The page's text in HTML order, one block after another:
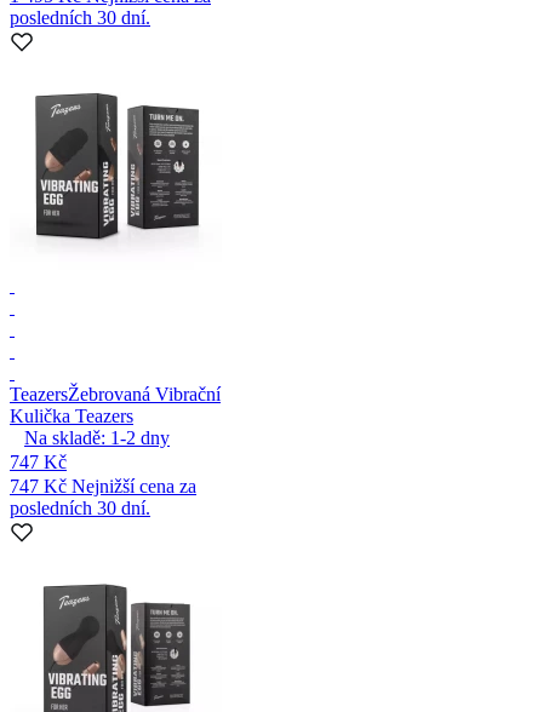
posledních 30 dní.
TeazersŽebrovaná Vibrační
Kulička Teazers
Na skladě: 1-2 dny
747 Kč
747 Kč Nejnižší cena za
posledních 30 dní.